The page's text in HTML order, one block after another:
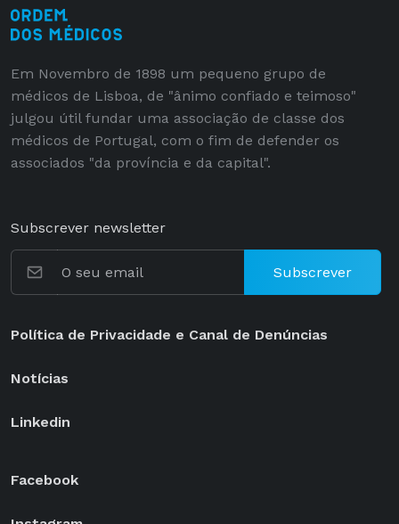
Em Novembro de 1898 um pequeno grupo de
médicos de Lisboa, de "ânimo confiado e teimoso"
julgou útil fundar uma associação de classe dos
médicos de Portugal, com o fim de defender os
associados "da província e da capital".
Subscrever newsletter
Subscrever
Política de Privacidade e Canal de Denúncias
Notícias
Linkedin
Facebook